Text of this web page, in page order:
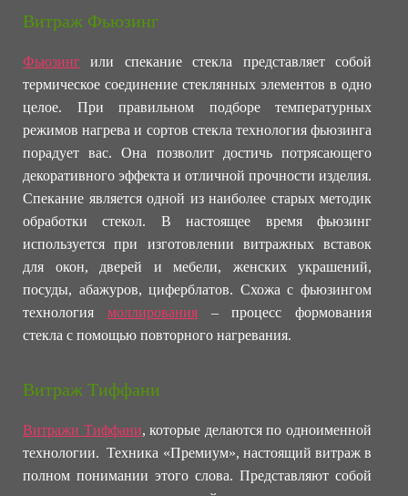
Витраж Фьюзинг
Фьюзинг или спекание стекла представляет собой
термическое соединение стеклянных элементов в одно
целое. При правильном подборе температурных
режимов нагрева и сортов стекла технология фьюзинга
порадует вас. Она позволит достичь потрясающего
декоративного эффекта и отличной прочности изделия.
Спекание является одной из наиболее старых методик
обработки стекол. В настоящее время фьюзинг
используется при изготовлении витражных вставок
для окон, дверей и мебели, женских украшений,
посуды, абажуров, циферблатов. Схожа с фьюзингом
технология моллирования– процесс формования
стекла с помощью повторного нагревания.
Витраж Тиффани
Витражи Тиффани, которые делаются по одноименной
технологии. Техника «Премиум», настоящий витраж в
полном понимании этого слова. Представляют собой